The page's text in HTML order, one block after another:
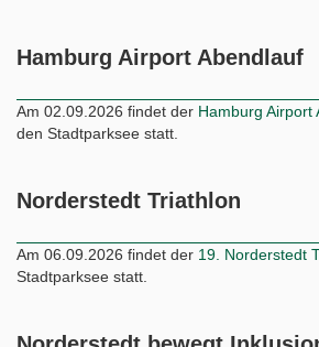
Hamburg Airport Abendlauf
Am 02.09.2026 findet der Hamburg Airport
den Stadtparksee statt.
Norderstedt Triathlon
Am 06.09.2026 findet der 19. Norderstedt
Stadtparksee statt.